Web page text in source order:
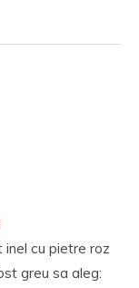
cu pietre roz
greu sa aleg: